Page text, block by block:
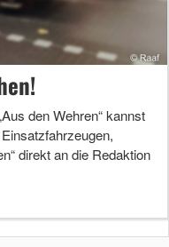
den Wehren“ kannst
direkt an die Redaktion